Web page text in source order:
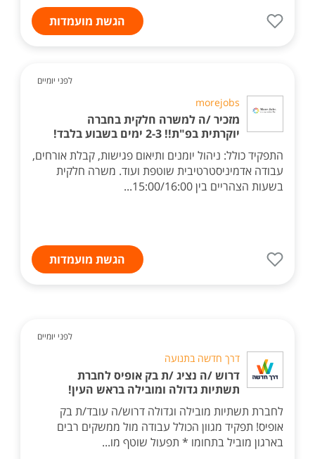
הגשת מועמדות
לפני יומיים
morejobs
מזכיר /ה למשרה חלקית בחברה
יוקרתית בפ"ת!! 2-3 ימים בשבוע בלבד!
התפקיד כולל: ניהול יומנים ותיאום פגישות, קבלת אורחים,
עבודה אדמיניסטרטיבית שוטפת ועוד. משרה חלקית
בשעות הצהריים בין 15:00/16:00...
הגשת מועמדות
לפני יומיים
דרך חדשה בתנועה
דרוש /ה נציג /ת בק אופיס לחברת
תשתיות גדולה ומובילה בראש העין!
לחברת תשתיות מובילה וגדולה דרוש/ה עובד/ת בק
אופיס! תפקיד מגוון הכולל עבודה מול ממשקים רבים
בארגון מוביל בתחומו * תפעול שוטף מו...